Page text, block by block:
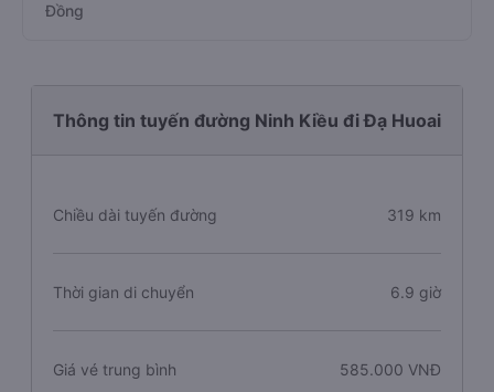
Đồng
Thông tin tuyến đường Ninh Kiều đi Đạ Huoai
Chiều dài tuyến đường 319 km
Thời gian di chuyển 6.9 giờ
Giá vé trung bình 585.000 VNĐ